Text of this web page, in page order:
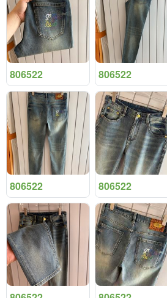
806522 806522
806522 806522